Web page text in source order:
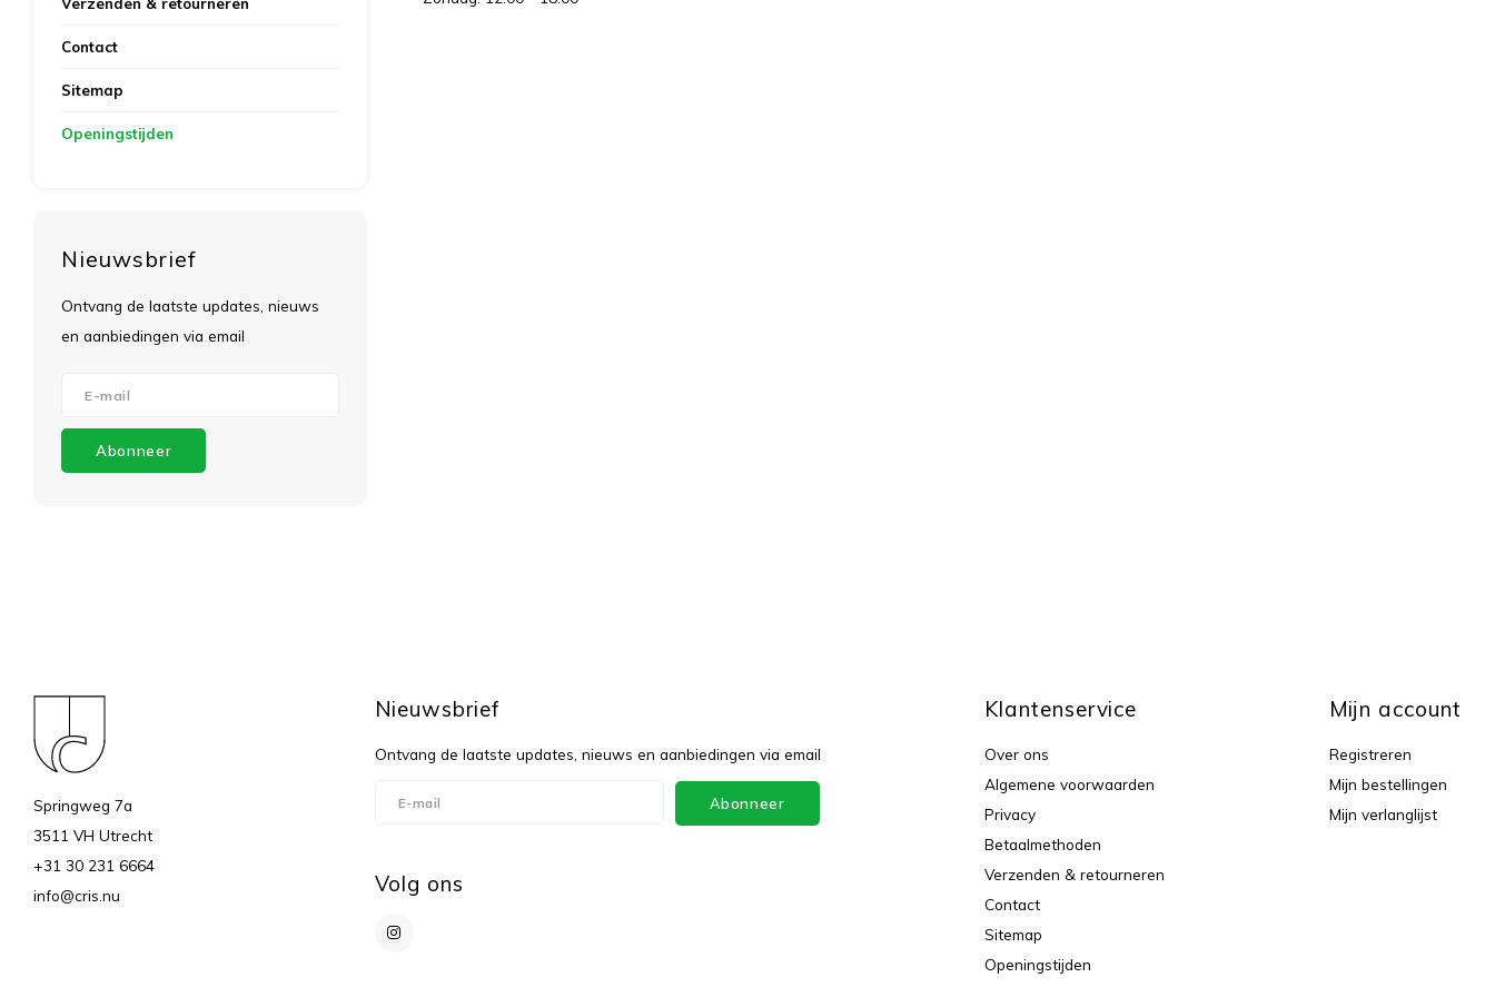
Contact
Sitemap
Openingstijden
Nieuwsbrief
Ontvang de laatste updates, nieuws
en aanbiedingen via email
Abonneer
Springweg 7a
3511 VH Utrecht
+31 30 231 6664
info@cris.nu
Nieuwsbrief
Ontvang de laatste updates, nieuws en aanbiedingen via email
Abonneer
Volg ons
Klantenservice
Over ons
Algemene voorwaarden
Privacy
Betaalmethoden
Verzenden & retourneren
Contact
Sitemap
Openingstijden
Mijn account
Registreren
Mijn bestellingen
Mijn verlanglijst